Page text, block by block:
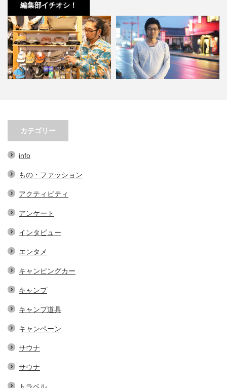
編集部イチオシ！
。オ
小林市の起爆剤！青野さんが実践
する、地域おこし協力隊での…
カテゴリー
info
もの・ファッション
アクティビティ
アンケート
インタビュー
エンタメ
キャンピングカー
キャンプ
キャンプ道具
キャンペーン
サウナ
サウナ
トラベル